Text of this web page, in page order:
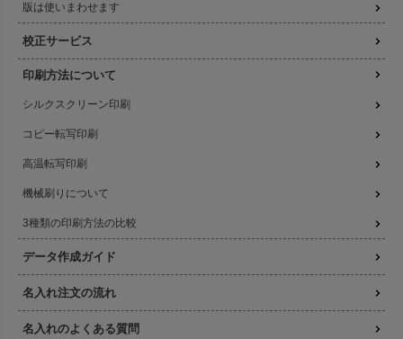
版は使いまわせます
校正サービス
印刷方法について
シルクスクリーン印刷
コピー転写印刷
高温転写印刷
機械刷りについて
3種類の印刷方法の比較
データ作成ガイド
名入れ注文の流れ
名入れのよくある質問